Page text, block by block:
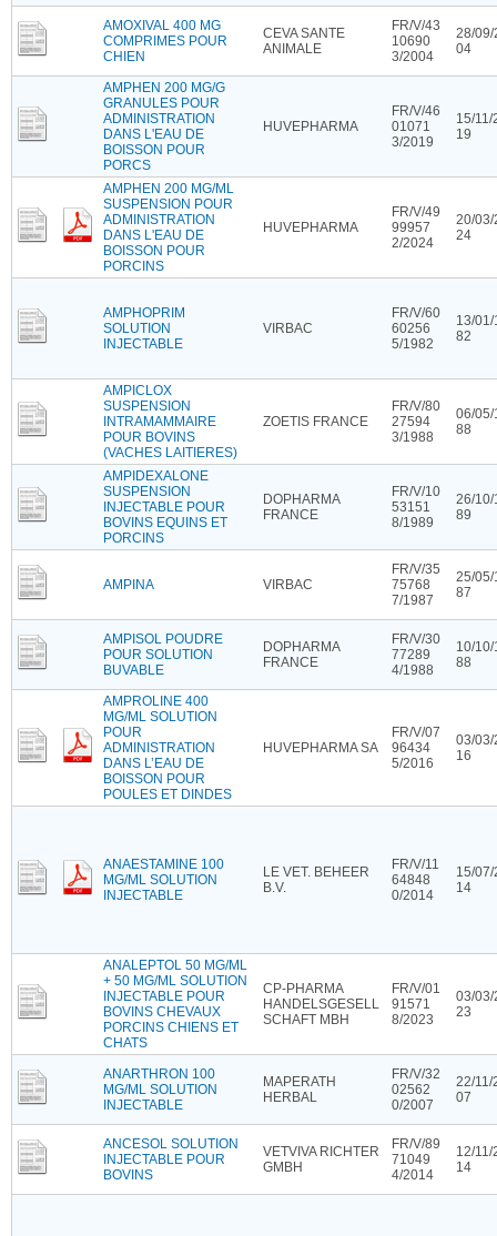
AMOXIVAL 400 MG
COMPRIMES POUR
CHIEN
CEVA SANTE
ANIMALE
FR/V/43
10690
3/2004
28/09/
04
AMPHEN 200 MG/G
GRANULES POUR
ADMINISTRATION
DANS L'EAU DE
BOISSON POUR
PORCS
HUVEPHARMA
FR/V/46
01071
3/2019
15/11/
19
AMPHEN 200 MG/ML
SUSPENSION POUR
ADMINISTRATION
DANS L'EAU DE
BOISSON POUR
PORCINS
HUVEPHARMA
FR/V/49
99957
2/2024
20/03/
24
AMPHOPRIM
SOLUTION
INJECTABLE
VIRBAC
FR/V/60
60256
5/1982
13/01/
82
AMPICLOX
SUSPENSION
INTRAMAMMAIRE
POUR BOVINS
(VACHES LAITIERES)
ZOETIS FRANCE
FR/V/80
27594
3/1988
06/05/
88
AMPIDEXALONE
SUSPENSION
INJECTABLE POUR
BOVINS EQUINS ET
PORCINS
DOPHARMA
FRANCE
FR/V/10
53151
8/1989
26/10/
89
AMPINA VIRBAC
FR/V/35
75768
7/1987
25/05/
87
AMPISOL POUDRE
POUR SOLUTION
BUVABLE
DOPHARMA
FRANCE
FR/V/30
77289
4/1988
10/10/
88
AMPROLINE 400
MG/ML SOLUTION
POUR
ADMINISTRATION
DANS L’EAU DE
BOISSON POUR
POULES ET DINDES
HUVEPHARMA SA
FR/V/07
96434
5/2016
03/03/
16
ANAESTAMINE 100
MG/ML SOLUTION
INJECTABLE
LE VET. BEHEER
B.V.
FR/V/11
64848
0/2014
15/07/
14
ANALEPTOL 50 MG/ML
+ 50 MG/ML SOLUTION
INJECTABLE POUR
BOVINS CHEVAUX
PORCINS CHIENS ET
CHATS
CP-PHARMA
HANDELSGESELL
SCHAFT MBH
FR/V/01
91571
8/2023
03/03/
23
ANARTHRON 100
MG/ML SOLUTION
INJECTABLE
MAPERATH
HERBAL
FR/V/32
02562
0/2007
22/11/
07
ANCESOL SOLUTION
INJECTABLE POUR
BOVINS
VETVIVA RICHTER
GMBH
FR/V/89
71049
4/2014
12/11/
14